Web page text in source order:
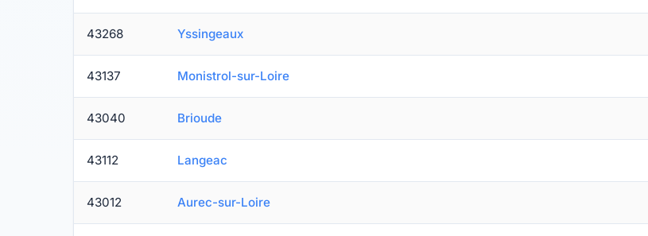
43268 Yssingeaux
43137 Monistrol-sur-Loire
43040 Brioude
43112 Langeac
43012 Aurec-sur-Loire